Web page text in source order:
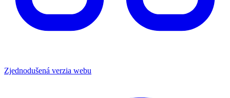
Zjednodušená verzia webu